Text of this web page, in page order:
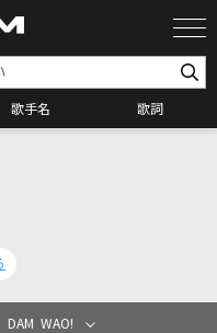
歌手名 歌詞
スト
DAM WAO!